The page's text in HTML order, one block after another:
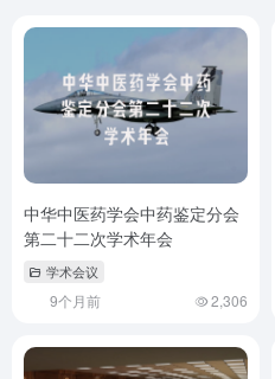
中华中医药学会中药鉴定分会
第二十二次学术年会
学术会议
9个月前 2,306